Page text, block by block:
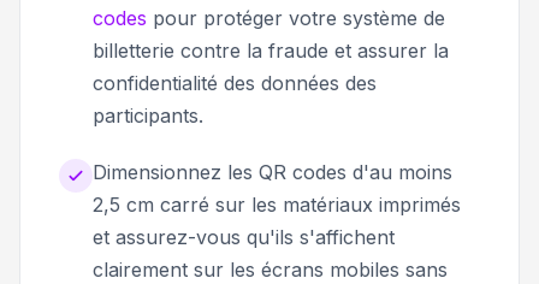
codes pour protéger votre système de
billetterie contre la fraude et assurer la
confidentialité des données des
participants.
Dimensionnez les QR codes d'au moins
2,5 cm carré sur les matériaux imprimés
et assurez-vous qu'ils s'affichent
clairement sur les écrans mobiles sans